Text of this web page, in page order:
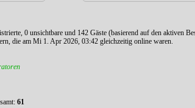
0 unsichtbare und 142 Gäste (basierend auf den aktiven
die am Mi 1. Apr 2026, 03:42 gleichzeitig online waren.
61